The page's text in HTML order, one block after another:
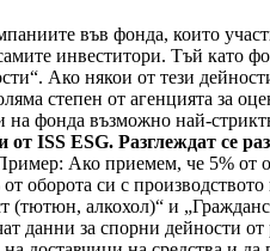
във фонда, които
инвеститори. Тъй като
Ако някои от тези
степен от агенцията за
на фонда възможно най-
ISS ESG. Разглеждат се
Ако приемем, че 5% от
оборота си с
алкохол)“ и
данни за спорни дейности